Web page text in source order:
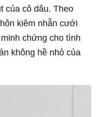
của cô dâu. Theo
kiêm nhẫn cưới
chứng cho tình
không hề nhỏ của